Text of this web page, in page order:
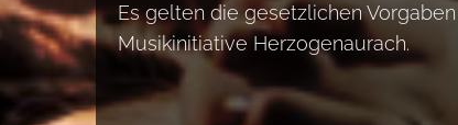
Es gelten die gesetzlichen
Musikinitiative Herzogenaurach.